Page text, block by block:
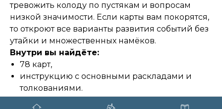
тревожить колоду по пустякам и вопросам
низкой значимости. Если карты вам покорятся,
то откроют все варианты развития событий без
утайки и множественных намёков.
Внутри вы найдёте:
78 карт,
инструкцию с основными раскладами и
толкованиями.